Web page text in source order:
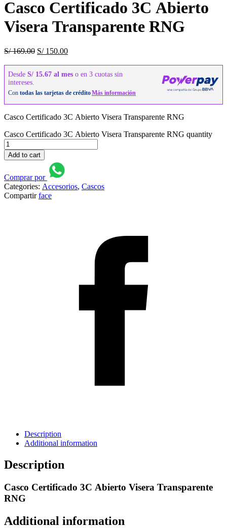
Casco Certificado 3C Abierto
Visera Transparente RNG
S/169.00 S/150.00
Casco Certificado 3C Abierto Visera Transparente RNG
Casco Certificado 3C Abierto Visera Transparente RNG quantity
Add to cart
Comprar por
Categories: Accesorios, Cascos
Compartir face
Description
Additional information
Description
Casco Certificado 3C Abierto Visera Transparente
RNG
Additional information